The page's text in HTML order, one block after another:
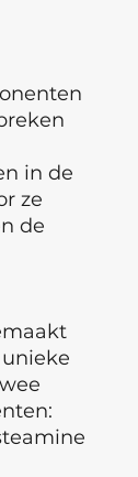
in de
ze
de